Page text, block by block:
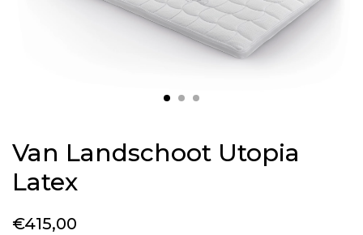
Van Landschoot Utopia
Latex
€415,00